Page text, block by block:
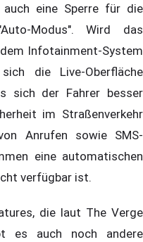
eine Sperre für die
Modus". Wird das
Infotainment-System
die Live-Oberfläche
sich der Fahrer besser
im Straßenverkehr
Anrufen sowie SMS-
eine automatischen
verfügbar ist.
die laut The Verge
es auch noch andere